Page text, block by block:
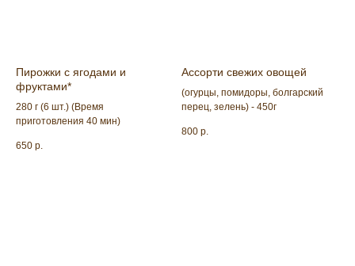
Пирожки с ягодами и
фруктами*
280 г (6 шт.) (Время
приготовления 40 мин)
650 р.
Ассорти свежих овощей
(огурцы, помидоры, болгарский
перец, зелень) - 450г
800 р.